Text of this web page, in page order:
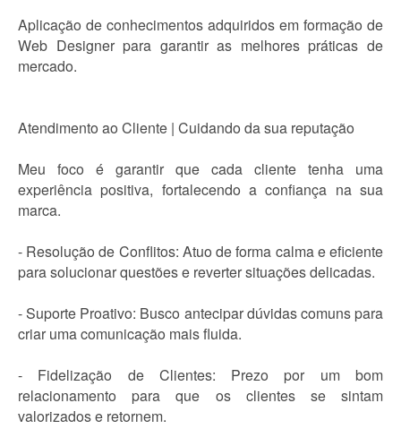
Aplicação de conhecimentos adquiridos em formação de
Web Designer para garantir as melhores práticas de
mercado.
Atendimento ao Cliente | Cuidando da sua reputação
Meu foco é garantir que cada cliente tenha uma
experiência positiva, fortalecendo a confiança na sua
marca.
- Resolução de Conflitos: Atuo de forma calma e eficiente
para solucionar questões e reverter situações delicadas.
- Suporte Proativo: Busco antecipar dúvidas comuns para
criar uma comunicação mais fluida.
- Fidelização de Clientes: Prezo por um bom
relacionamento para que os clientes se sintam
valorizados e retornem.